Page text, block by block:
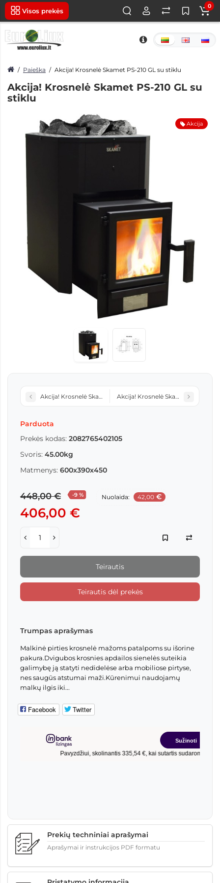
Visos prekės
0
Paieška Akcija! Krosnelė Skamet PS-210 GL su stiklu
Akcija! Krosnelė Skamet PS-210 GL su
stiklu
Akcija
Akcija! Krosnelė Skamet PS-110 GL su stikluAkcija! Krosnelė Skamet P-11640
Parduota
Prekės kodas: 2082765402105
Svoris: 45.00kg
Matmenys: 600x390x450
448,00 € -9 % Nuolaida: 42,00 €
406,00 €
Teirautis
Teirautis dėl prekės
Trumpas aprašymas
Malkinė pirties krosnelė mažoms patalpoms su išorine
pakura.Dvigubos krosnies apdailos sienelės suteikia
galimybę ją statyti nedidelėse arba mobiliose pirtyse,
nes saugūs atstumai maži.Kūrenimui naudojamų
malkų ilgis iki...
Facebook Twitter
Prekių techniniai aprašymai
Aprašymai ir instrukcijos PDF formatu